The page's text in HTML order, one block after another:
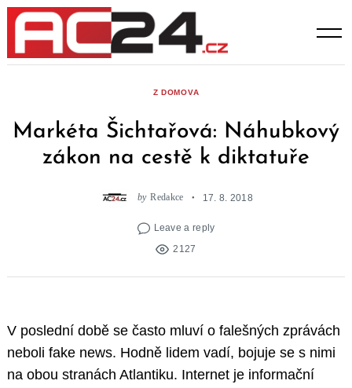
Skip
content
Z DOMOVA
Markéta Šichtařová: Náhubkový
zákon na cestě k diktatuře
by Redakce 17. 8. 2018
Leave a reply
2127
V poslední době se často mluví o falešných zprávách
neboli fake news. Hodně lidem vadí, bojuje se s nimi
na obou stranách Atlantiku. Internet je informační